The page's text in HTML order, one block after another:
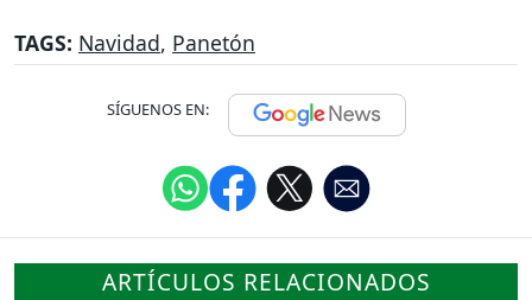
TAGS: Navidad, Panetón
SÍGUENOS EN:
ARTÍCULOS RELACIONADOS